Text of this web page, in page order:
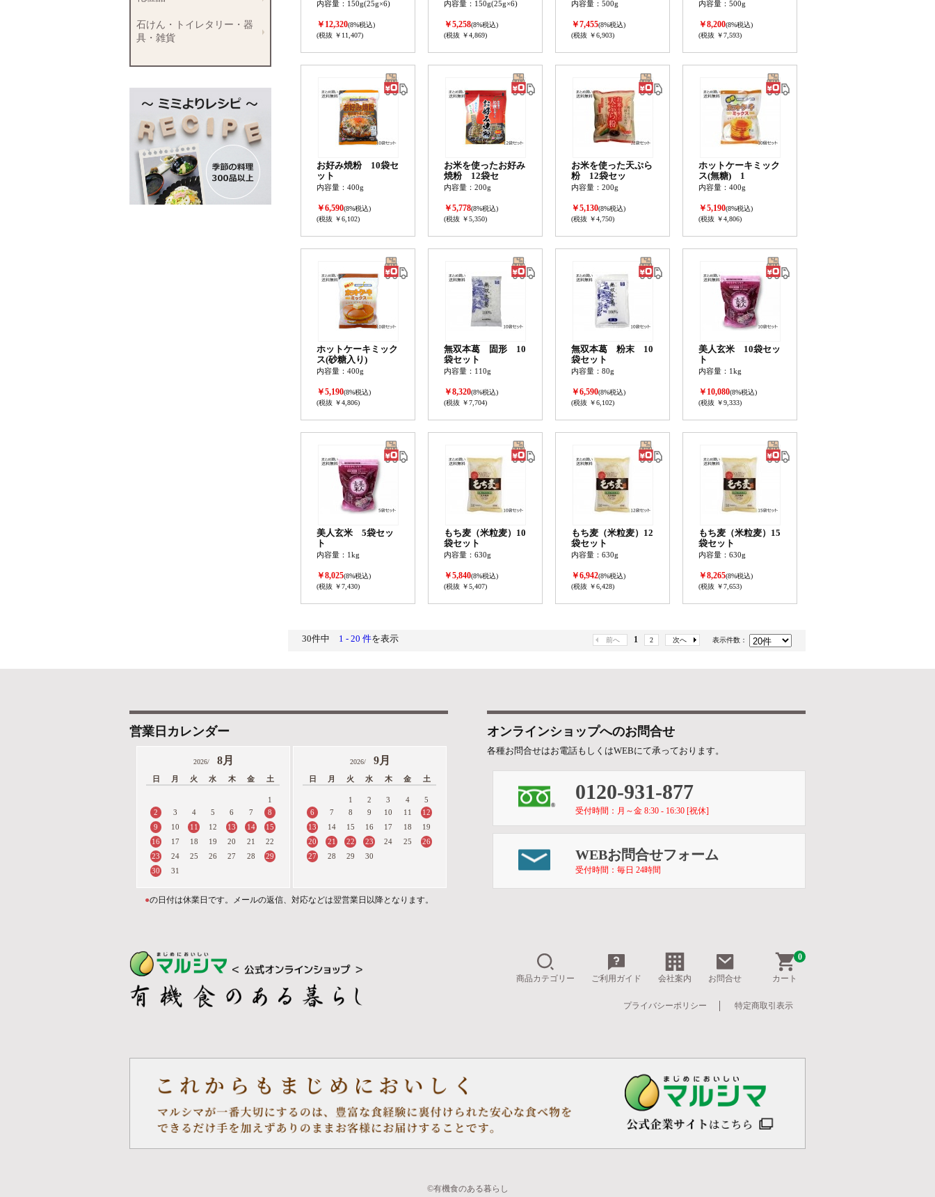
内容量：150g(25g×6)
￥12,320(8%税込)
(税抜 ￥11,407)
内容量：150g(25g×6)
￥5,258(8%税込)
(税抜 ￥4,869)
内容量：500g
￥7,455(8%税込)
(税抜 ￥6,903)
内容量：500g
￥8,200(8%税込)
(税抜 ￥7,593)
お好み焼粉 10袋セ
ット
内容量：400g
￥6,590(8%税込)
(税抜 ￥6,102)
お米を使ったお好み
焼粉 12袋セ
内容量：200g
￥5,778(8%税込)
(税抜 ￥5,350)
お米を使った天ぷら
粉 12袋セッ
内容量：200g
￥5,130(8%税込)
(税抜 ￥4,750)
ホットケーキミック
ス(無糖) 1
内容量：400g
￥5,190(8%税込)
(税抜 ￥4,806)
ホットケーキミック
ス(砂糖入り)
内容量：400g
￥5,190(8%税込)
(税抜 ￥4,806)
無双本葛 固形 10
袋セット
内容量：110g
￥8,320(8%税込)
(税抜 ￥7,704)
無双本葛 粉末 10
袋セット
内容量：80g
￥6,590(8%税込)
(税抜 ￥6,102)
美人玄米 10袋セッ
ト
内容量：1kg
￥10,080(8%税込)
(税抜 ￥9,333)
美人玄米 5袋セッ
ト
内容量：1kg
￥8,025(8%税込)
(税抜 ￥7,430)
もち麦（米粒麦）10
袋セット
内容量：630g
￥5,840(8%税込)
(税抜 ￥5,407)
もち麦（米粒麦）12
袋セット
内容量：630g
￥6,942(8%税込)
(税抜 ￥6,428)
もち麦（米粒麦）15
袋セット
内容量：630g
￥8,265(8%税込)
(税抜 ￥7,653)
30件中 1 - 20 件を表示 前へ 1 2 次へ 表示件数：
石けん・トイレタリー・器
具・雑貨
営業日カレンダー
2026/ 8月
日 月 火 水 木 金 土
1
2
3 4 5 6 7
8
9
10 11 12 13 14
15
16
17 18 19 20 21
22
23
24 25 26 27 28
29
30
31
2026/ 9月
日 月 火 水 木 金 土
1 2 3 4
5
6
7 8 9 10 11
12
13
14 15 16 17 18
19
20
21 22 23 24 25
26
27
28 29 30
●の日付は休業日です。メールの返信、対応などは翌営業日以降となります。
オンラインショップへのお問合せ
各種お問合せはお電話もしくはWEBにて承っております。
0120-931-877
受付時間：月～金 8:30 - 16:30 [祝休]
WEBお問合せフォーム
受付時間：毎日 24時間
商品カテゴリー ご利用ガイド 会社案内 お問合せ
0
カート
プライバシーポリシー 特定商取引表示
©有機食のある暮らし